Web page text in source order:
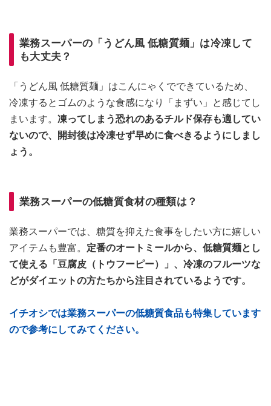
業務スーパーの「うどん風 低糖質麺」は冷凍して
も大丈夫？
「うどん風 低糖質麺」はこんにゃくでできているため、
冷凍するとゴムのような食感になり「まずい」と感じてし
まいます。 凍ってしまう恐れのあるチルド保存も適してい
ないので、開封後は冷凍せず早めに食べきるようにしまし
ょう。
業務スーパーの低糖質食材の種類は？
業務スーパーでは、糖質を抑えた食事をしたい方に嬉しい
アイテムも豊富。 定番のオートミールから、低糖質麺とし
て使える「豆腐皮（トウフーピー）」、冷凍のフルーツな
どがダイエットの方たちから注目されているようです。
イチオシでは業務スーパーの低糖質食品も特集しています
ので参考にしてみてください。